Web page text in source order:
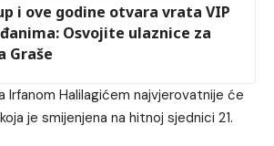
i ove godine otvara vrata VIP
Osvojite ulaznice za
Graše
Irfanom Halilagićem najvjerovatnije će
je smijenjena na hitnoj sjednici 21.